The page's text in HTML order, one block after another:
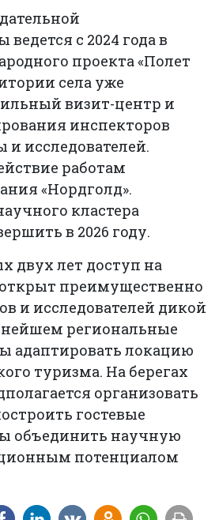
с 2024 года в
проекта «Полет
села уже
визит-центр и
инспекторов
исследователей.
работам
«Нордголд».
кластера
в 2026 году.
двух лет доступ на
преимущественно
и исследователей дикой
региональные
адаптировать локацию
туризма. На берегах
организовать
гостевые
объединить научную
потенциалом